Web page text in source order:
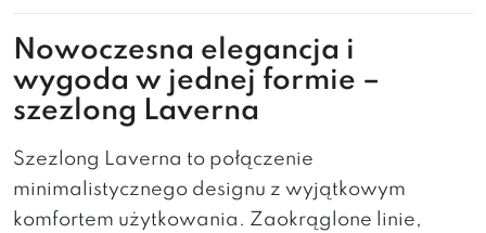
Nowoczesna elegancja i
wygoda w jednej formie –
szezlong Laverna
Szezlong Laverna to połączenie
minimalistycznego designu z wyjątkowym
komfortem użytkowania. Zaokrąglone linie,